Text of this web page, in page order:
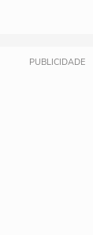
PUBLICIDADE